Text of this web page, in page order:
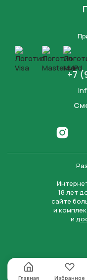
+7
18 лет
сайте
и
и
Главная Избранное
Нажимая на кнопку
согласие на обработку
соглашаетесь с